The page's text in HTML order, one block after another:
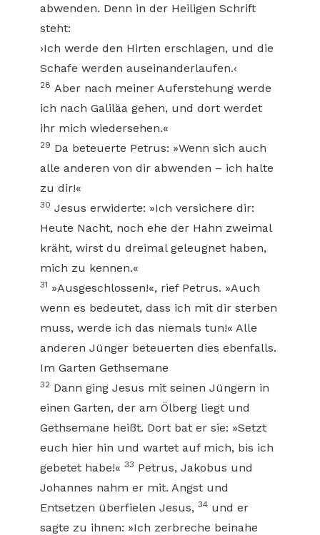
abwenden. Denn in der Heiligen Schrift
steht:
›Ich werde den Hirten erschlagen, und die
Schafe werden auseinanderlaufen.‹
28 Aber nach meiner Auferstehung werde
ich nach Galiläa gehen, und dort werdet
ihr mich wiedersehen.«
29 Da beteuerte Petrus: »Wenn sich auch
alle anderen von dir abwenden – ich halte
zu dir!«
30 Jesus erwiderte: »Ich versichere dir:
Heute Nacht, noch ehe der Hahn zweimal
kräht, wirst du dreimal geleugnet haben,
mich zu kennen.«
31 »Ausgeschlossen!«, rief Petrus. »Auch
wenn es bedeutet, dass ich mit dir sterben
muss, werde ich das niemals tun!« Alle
anderen Jünger beteuerten dies ebenfalls.
Im Garten Gethsemane
32 Dann ging Jesus mit seinen Jüngern in
einen Garten, der am Ölberg liegt und
Gethsemane heißt. Dort bat er sie: »Setzt
euch hier hin und wartet auf mich, bis ich
gebetet habe!« 33 Petrus, Jakobus und
Johannes nahm er mit. Angst und
Entsetzen überfielen Jesus, 34 und er
sagte zu ihnen: »Ich zerbreche beinahe